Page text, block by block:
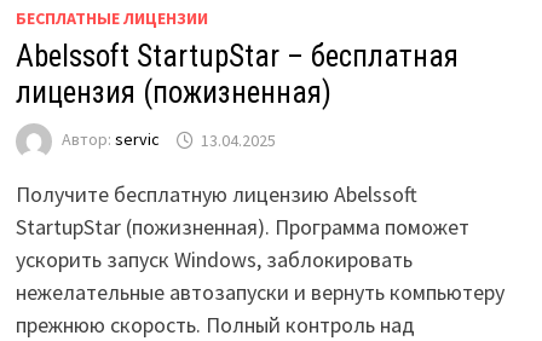
БЕСПЛАТНЫЕ ЛИЦЕНЗИИ
Abelssoft StartupStar – бесплатная
лицензия (пожизненная)
Автор: servic 13.04.2025
Получите бесплатную лицензию Abelssoft
StartupStar (пожизненная). Программа поможет
ускорить запуск Windows, заблокировать
нежелательные автозапуски и вернуть компьютеру
прежнюю скорость. Полный контроль над